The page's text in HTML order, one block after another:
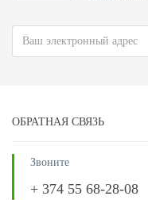
ОБРАТНАЯ СВЯЗЬ
Звоните
+ 374 55 68-28-08